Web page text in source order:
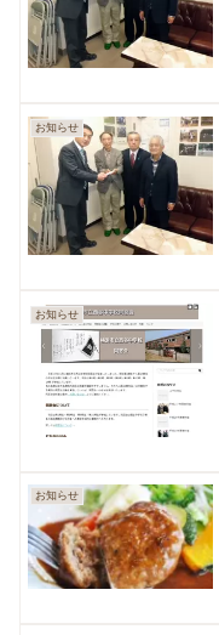
お知らせ
お知らせ
お知らせ